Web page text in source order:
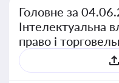
Головне за
Інтелектуальна
право і